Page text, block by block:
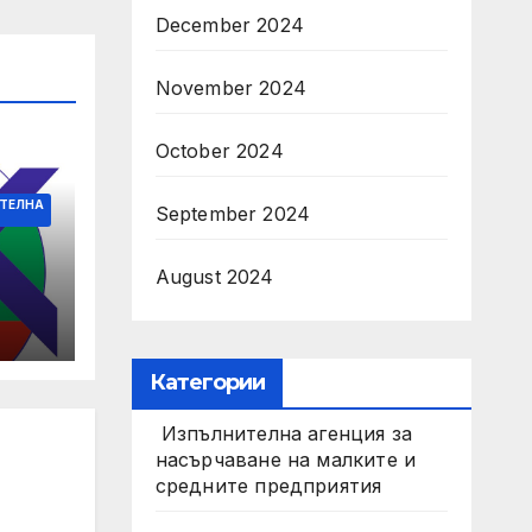
December 2024
November 2024
October 2024
September 2024
August 2024
Категории
Изпълнителна агенция за
насърчаване на малките и
средните предприятия